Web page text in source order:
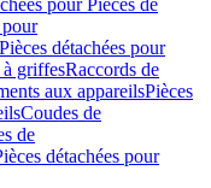
pour Pièces de
pour
Pièces détachées pour
à griffesRaccords de
aux appareilsPièces
Coudes de
de
détachées pour